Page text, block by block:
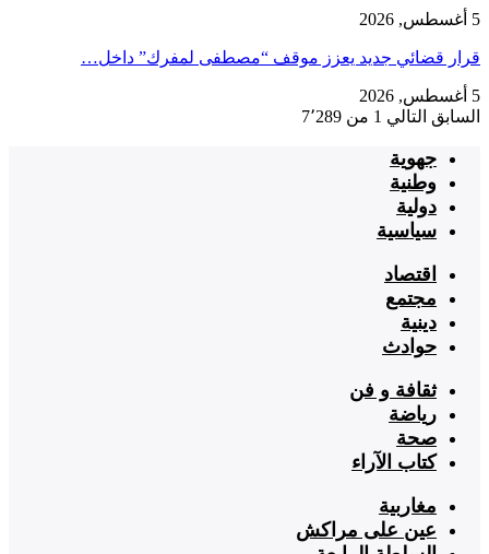
5 أغسطس, 2026
قرار قضائي جديد يعزز موقف “مصطفى لمفرك” داخل…
5 أغسطس, 2026
السابق التالي 1 من 7٬289
جهوية
وطنية
دولية
سياسية
اقتصاد
مجتمع
دينية
حوادث
ثقافة و فن
رياضة
صحة
كتاب الآراء
مغاربية
عين على مراكش